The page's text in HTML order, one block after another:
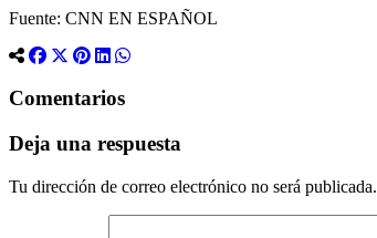
Fuente: CNN EN ESPAÑOL
Comentarios
Deja una respuesta
Tu dirección de correo electrónico no será publicada.